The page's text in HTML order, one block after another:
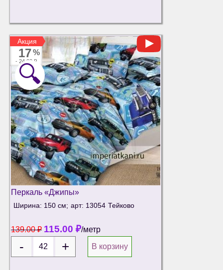
Акция
17%
- 24.00 ₽
Акция
🔍
Перкаль «Джипы»
Ширина: 150 см; арт: 13054 Тейково
139.00₽ 115.00 ₽/метр
В корзину